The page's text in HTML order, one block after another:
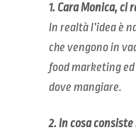
1. Cara Monica, ci
In realtà l’idea è
che vengono in
food marketing
dove mangiare.
2. In cosa